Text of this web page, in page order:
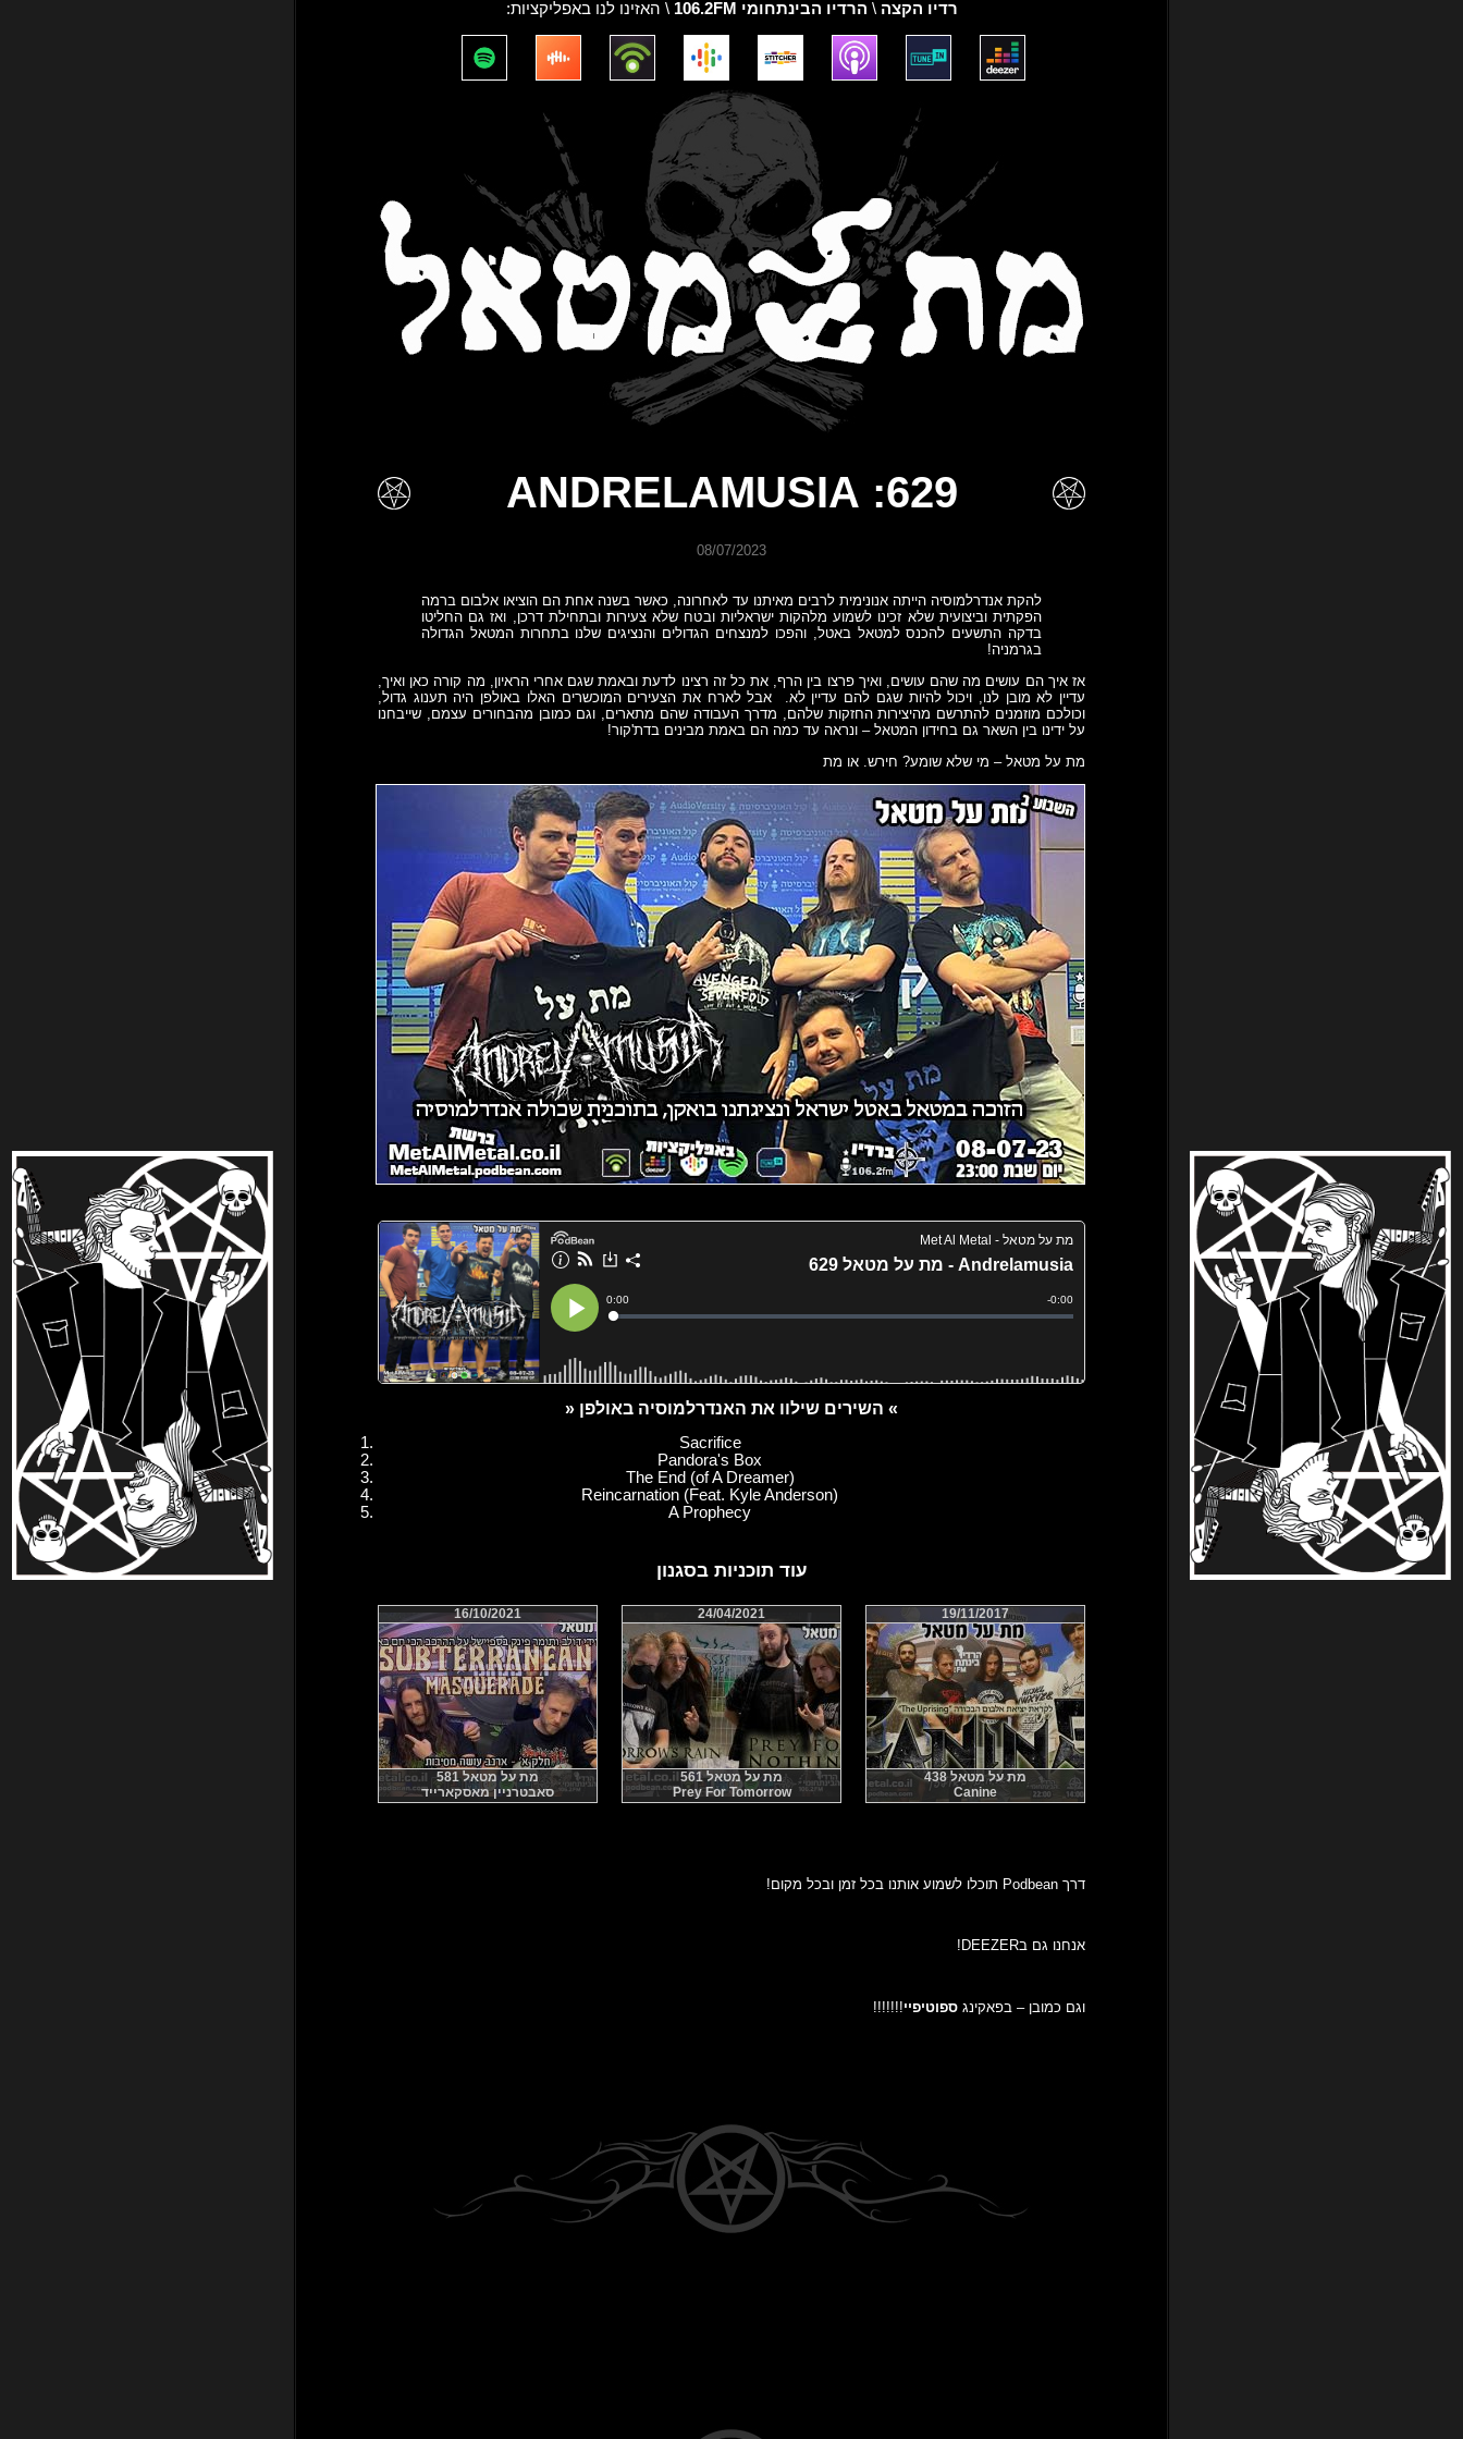
רדיו הקצה \ הרדיו הבינתחומי 106.2FM \ האזינו לנו באפליקציות:
629: ANDRELAMUSIA
08/07/2023
להקת אנדרלמוסיה הייתה אנונימית לרבים מאיתנו עד לאחרונה, כאשר בשנה אחת הם הוציאו אלבום ברמה
הפקתית וביצועית שלא זכינו לשמוע מלהקות ישראליות ובטח שלא צעירות ובתחילת דרכן, ואז גם החליטו
בדקה התשעים להכנס למטאל באטל, והפכו למנצחים הגדולים והנציגים שלנו בתחרות המטאל הגדולה
בגרמניה!
אז איך הם עושים מה שהם עושים, ואיך פרצו בין הרף, את כל זה רצינו לדעת ובאמת שגם אחרי הראיון, מה קורה כאן ואיך,
עדיין לא מובן לנו, ויכול להיות שגם להם עדיין לא. אבל לארח את הצעירים המוכשרים האלו באולפן היה תענוג גדול,
וכולכם מוזמנים להתרשם מהיצירות החזקות שלהם, מדרך העבודה שהם מתארים, וגם כמובן מהבחורים עצמם, שייבחנו
על ידינו בין השאר גם בחידון המטאל – ונראה עד כמה הם באמת מבינים בדת'קור!
מת על מטאל – מי שלא שומע? חירש. או מת
» השירים שילוו את האנדרלמוסיה באולפן «
Sacrifice
Pandora's Box
The End (of A Dreamer)
Reincarnation (Feat. Kyle Anderson)
A Prophecy
עוד תוכניות בסגנון
19/11/2017
מת על מטאל 438
Canine
24/04/2021
מת על מטאל 561
Prey For Tomorrow
16/10/2021
מת על מטאל 581
סאבטרניין מאסקארייד
דרך Podbean תוכלו לשמוע אותנו בכל זמן ובכל מקום!
אנחנו גם בDEEZER!
וגם כמובן – בפאקינג ספוטיפיי!!!!!!!